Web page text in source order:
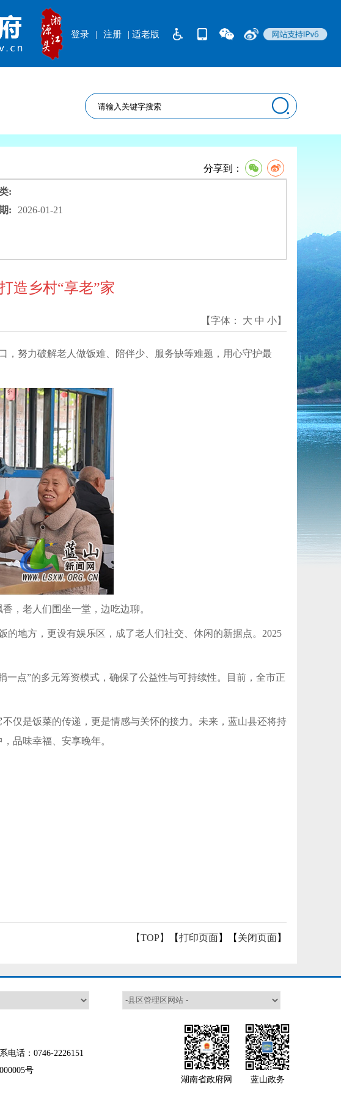
| 适老版
登录 | 注册
分享到：
:
:
2026-01-21
造乡村“享老”家
【字体： 大 中 小】
，努力破解老人做饭难、陪伴少、服务缺等难题，用心守护最
，老人们围坐一堂，边吃边聊。
的地方，更设有娱乐区，成了老人们社交、休闲的新据点。2025
点”的多元筹资模式，确保了公益性与可持续性。目前，全市正
仅是饭菜的传递，更是情感与关怀的接力。未来，蓝山县还将持
品味幸福、安享晚年。
【TOP】 【打印页面】【 关闭页面】
话：0746-2226151
号
湖南省政府网
蓝山政务